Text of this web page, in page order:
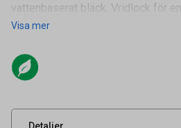
vattenbaserat bläck. Vridlock för
Visa mer
Detaljer
Artikelnummer
Leverantörens
UNSPSC